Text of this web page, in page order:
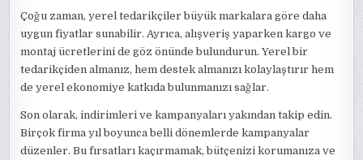
Çoğu zaman, yerel tedarikçiler büyük markalara göre daha
uygun fiyatlar sunabilir. Ayrıca, alışveriş yaparken kargo ve
montaj ücretlerini de göz önünde bulundurun. Yerel bir
tedarikçiden almanız, hem destek almanızı kolaylaştırır hem
de yerel ekonomiye katkıda bulunmanızı sağlar.
Son olarak, indirimleri ve kampanyaları yakından takip edin.
Birçok firma yıl boyunca belli dönemlerde kampanyalar
düzenler. Bu fırsatları kaçırmamak, bütçenizi korumanıza ve